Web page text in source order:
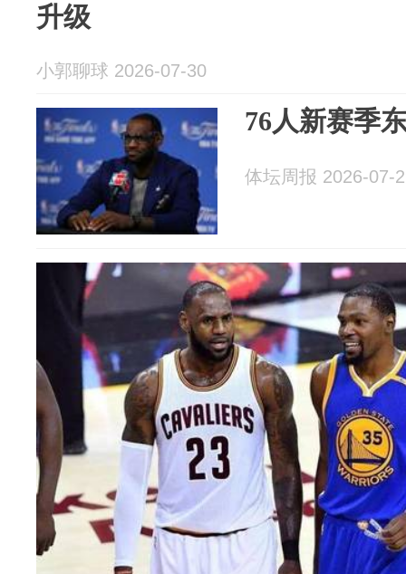
升级
小郭聊球 2026-07-30
76人新赛季
体坛周报 2026-07-